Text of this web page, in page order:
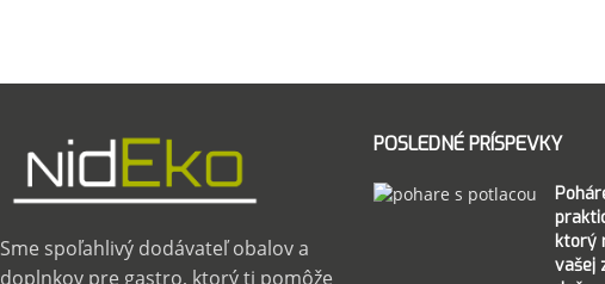
Sme spoľahlivý dodávateľ obalov a
doplnkov pre gastro, ktorý ti pomôže
POSLEDNÉ PRÍSPEVKY
ktorý
vašej